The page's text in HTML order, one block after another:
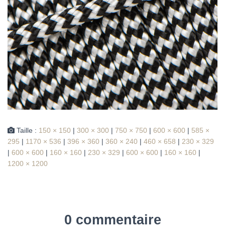
Taille : 150 × 150 | 300 × 300 | 750 × 750 | 600 × 600 | 585 ×
295 | 1170 × 536 | 396 × 360 | 360 × 240 | 460 × 658 | 230 × 329
| 600 × 600 | 160 × 160 | 230 × 329 | 600 × 600 | 160 × 160 |
1200 × 1200
0 commentaire